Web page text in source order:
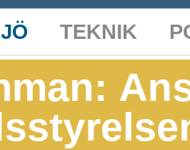
TEKNIK